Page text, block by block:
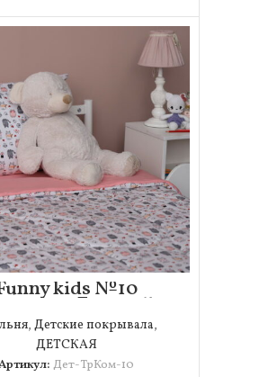
kids №10
Детский
, Детские покрывала,
ДЕТСКАЯ
Дет-ТрКом-10